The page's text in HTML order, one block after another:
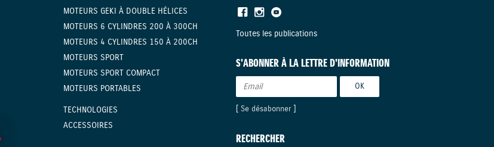
MOTEURS GEKI À DOUBLE HÉLICES
MOTEURS 6 CYLINDRES 200 À 300CH
MOTEURS 4 CYLINDRES 150 À 200CH
MOTEURS SPORT
MOTEURS SPORT COMPACT
MOTEURS PORTABLES
TECHNOLOGIES
ACCESSOIRES
Toutes les publications
S'ABONNER À LA LETTRE D'INFORMATION
Se désabonner
RECHERCHER